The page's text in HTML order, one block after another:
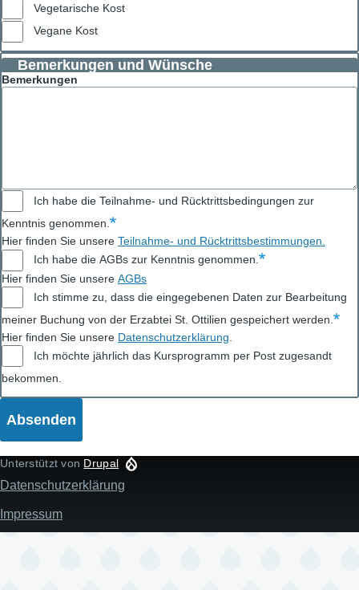
Vegetarische Kost
Vegane Kost
Bemerkungen und Wünsche
Bemerkungen
Ich habe die Teilnahme- und Rücktrittsbedingungen zur
Kenntnis genommen.
Hier finden Sie unsere Teilnahme- und Rücktrittsbestimmungen.
Ich habe die AGBs zur Kenntnis genommen.
Hier finden Sie unsere AGBs
Ich stimme zu, dass die eingegebenen Daten zur Bearbeitung
meiner Buchung von der Erzabtei St. Ottilien gespeichert werden.
Hier finden Sie unsere Datenschutzerklärung
Ich möchte jährlich das Kursprogramm per Post zugesandt
bekommen.
Unterstützt von Drupal
Fußzeile
Datenschutzerklärung
Impressum